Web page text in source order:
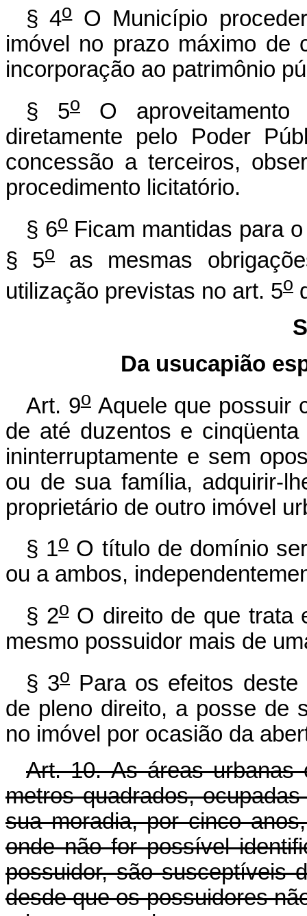
§ 4oO Município
imóvel no prazo máximo de
incorporação ao patrimônio
§ 5o
O
diretamente pelo Poder
concessão a terceiros,
procedimento licitatório.
§ 6oFicam mantidas para
§ 5oas mesmas
utilização previstas no art. 5o
Da usucapião
Art. 9o Aquele que possuir
de até duzentos e
ininterruptamente e sem
ou de sua família, adquirir-
proprietário de outro imóvel
§ 1oO título de domínio
ou a ambos,
§ 2oO direito de que trata
mesmo possuidor mais de
§ 3oPara os efeitos deste
de pleno direito, a posse de
no imóvel por ocasião da
Art. 10. As áreas urbanas
metros quadrados,
sua moradia, por cinco
onde não for possível
possuidor, são susceptíveis
desde que os possuidores